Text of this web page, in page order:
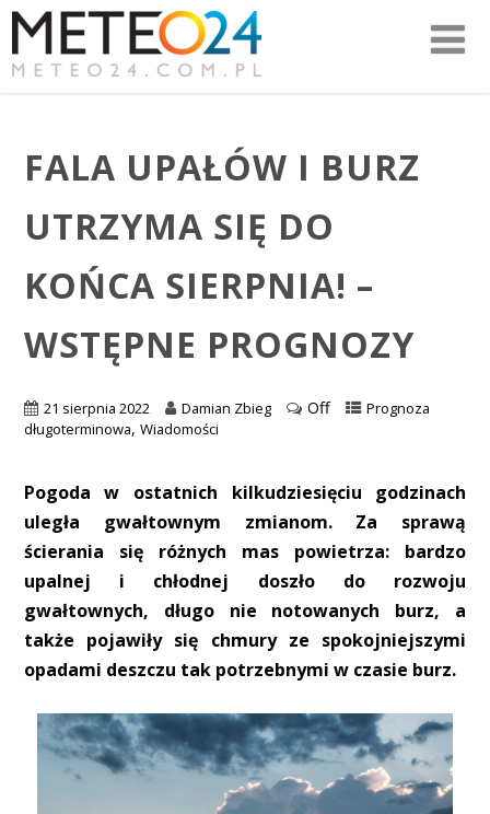
FALA UPAŁÓW I BURZ
UTRZYMA SIĘ DO
KOŃCA SIERPNIA! –
WSTĘPNE PROGNOZY
21 sierpnia 2022 Damian Zbieg Off
Prognoza
długoterminowa, Wiadomości
Pogoda w ostatnich kilkudziesięciu godzinach
uległa gwałtownym zmianom. Za sprawą
ścierania się różnych mas powietrza: bardzo
upalnej i chłodnej doszło do rozwoju
gwałtownych, długo nie notowanych burz, a
także pojawiły się chmury ze spokojniejszymi
opadami deszczu tak potrzebnymi w czasie burz.